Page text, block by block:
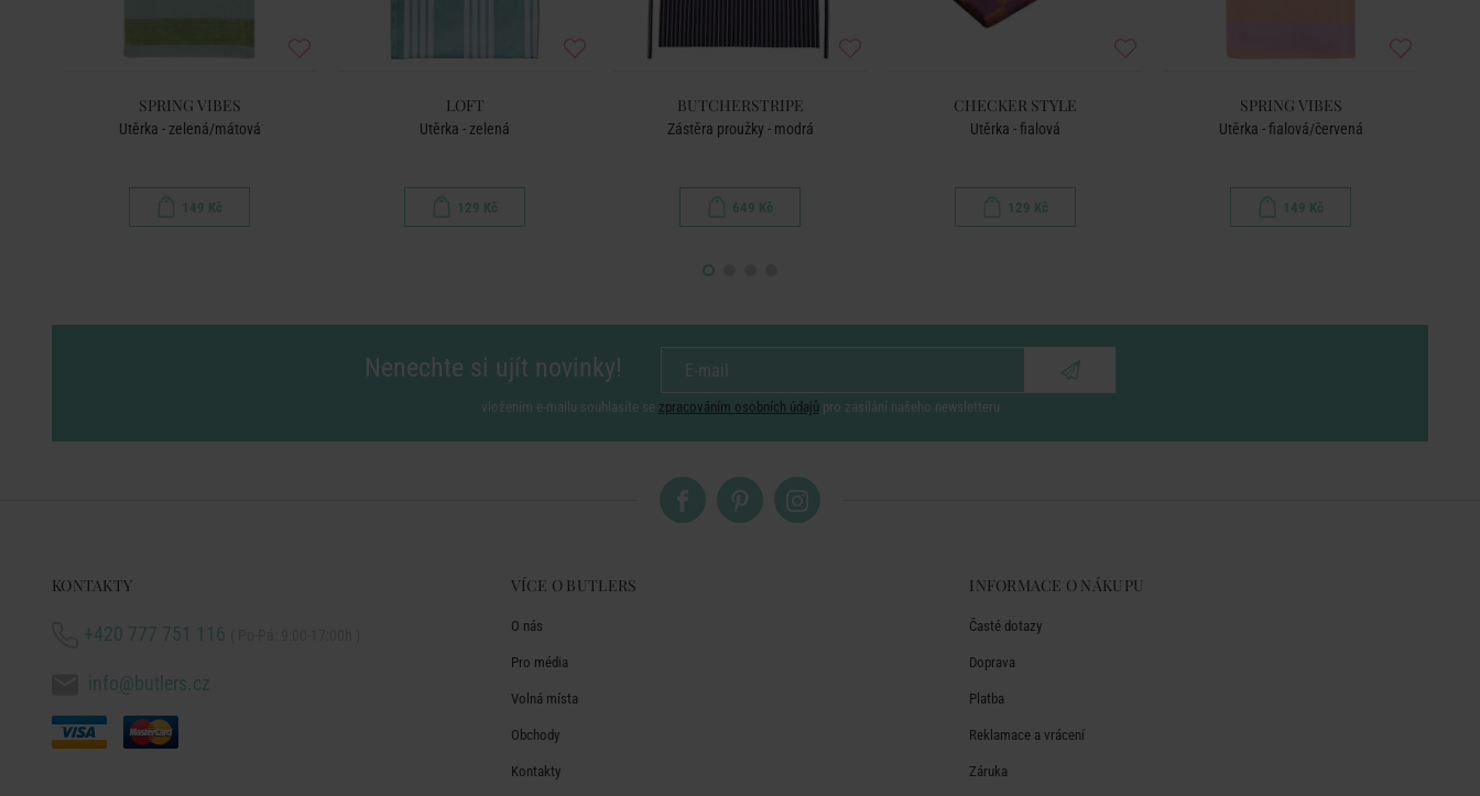
SPRING VIBES
Utěrka - zelená/mátová
149 Kč
LOFT
Utěrka - zelená
129 Kč
BUTCHERSTRIPE
Zástěra proužky - modrá
649 Kč
CHECKER STYLE
Utěrka - fialová
129 Kč
SPRING VIBES
Utěrka - fialová/červená
149 Kč
Nenechte si ujít novinky!
vložením e-mailu souhlasíte se zpracováním osobních údajů pro zasílání našeho newsletteru
KONTAKTY
+420 777 751 116
info@butlers.cz
VÍCE O BUTLERS
O nás
Pro média
Volná místa
Obchody
Kontakty
INFORMACE O NÁKUPU
Časté dotazy
Doprava
Platba
Reklamace a vrácení
Záruka